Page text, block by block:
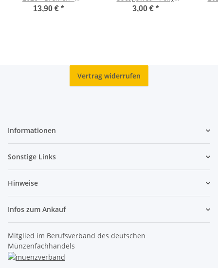
Klimahaus Bremerhaven
13,90 € *
Cooper - P - unc.
3,00 € *
Vertrag widerrufen
Informationen
Sonstige Links
Hinweise
Infos zum Ankauf
Mitglied im Berufsverband des deutschen
Münzenfachhandels